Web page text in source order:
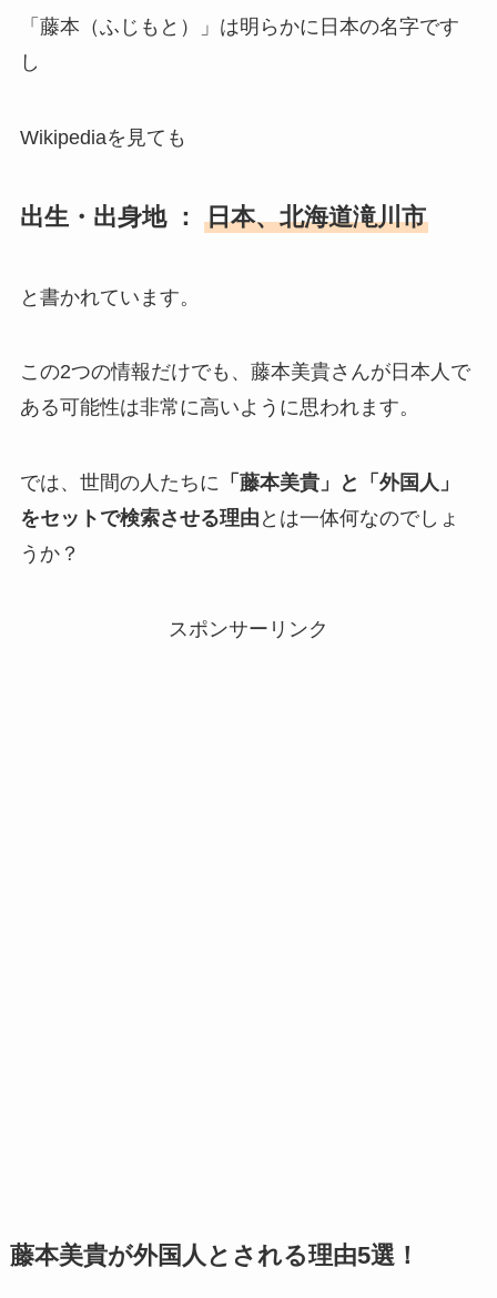
「藤本（ふじもと）」は明らかに日本の名字です
し
Wikipediaを見ても
出生・出身地 ： 日本、北海道滝川市
と書かれています。
この2つの情報だけでも、藤本美貴さんが日本人で
ある可能性は非常に高いように思われます。
では、世間の人たちに 「藤本美貴」と「外国人」
をセットで検索させる理由 とは一体何なのでしょ
うか？
スポンサーリンク
藤本美貴が外国人とされる理由5選！